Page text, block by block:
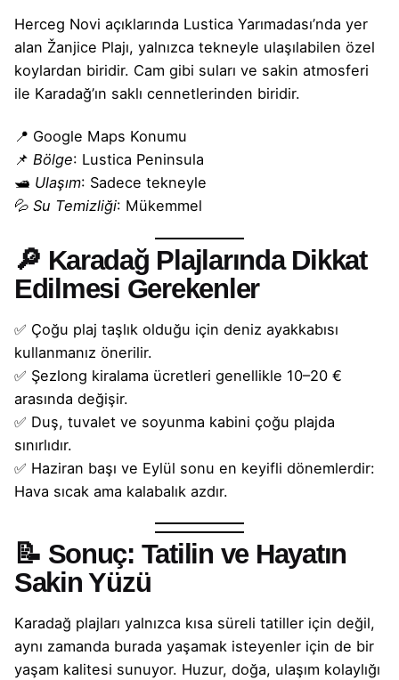
Herceg Novi açıklarında Lustica Yarımadası’nda yer
alan Žanjice Plajı, yalnızca tekneyle ulaşılabilen özel
koylardan biridir. Cam gibi suları ve sakin atmosferi
ile Karadağ’ın saklı cennetlerinden biridir.
📍 Google Maps Konumu
📌 Bölge: Lustica Peninsula
🛥️ Ulaşım: Sadece tekneyle
💦 Su Temizliği: Mükemmel
🔎 Karadağ Plajlarında Dikkat
Edilmesi Gerekenler
✅ Çoğu plaj taşlık olduğu için deniz ayakkabısı
kullanmanız önerilir.
✅ Şezlong kiralama ücretleri genellikle 10–20 €
arasında değişir.
✅ Duş, tuvalet ve soyunma kabini çoğu plajda
sınırlıdır.
✅ Haziran başı ve Eylül sonu en keyifli dönemlerdir:
Hava sıcak ama kalabalık azdır.
📝 Sonuç: Tatilin ve Hayatın
Sakin Yüzü
Karadağ plajları yalnızca kısa süreli tatiller için değil,
aynı zamanda burada yaşamak isteyenler için de bir
yaşam kalitesi sunuyor. Huzur, doğa, ulaşım kolaylığı